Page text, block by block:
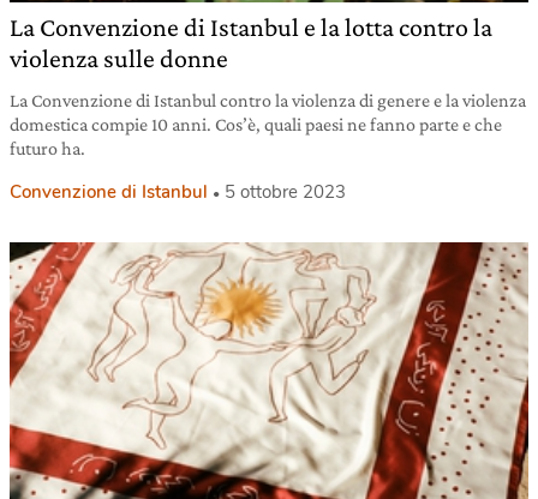
La Convenzione di Istanbul e la lotta contro la
violenza sulle donne
La Convenzione di Istanbul contro la violenza di genere e la violenza
domestica compie 10 anni. Cos’è, quali paesi ne fanno parte e che
futuro ha.
Convenzione di Istanbul 5 ottobre 2023